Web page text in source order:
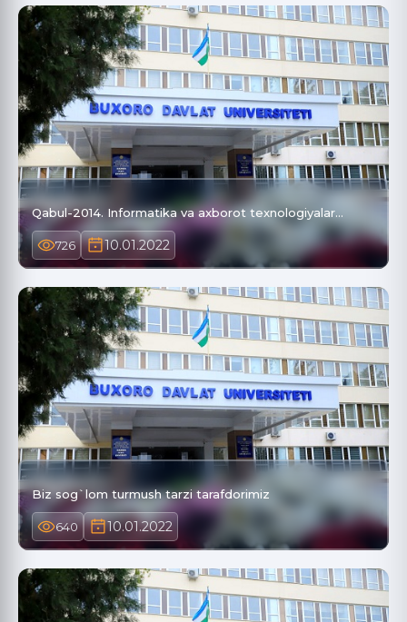
Qabul-2014. Informatika va axborot texnologiyalar…
726 10.01.2022
Biz sog`lom turmush tarzi tarafdorimiz
640 10.01.2022